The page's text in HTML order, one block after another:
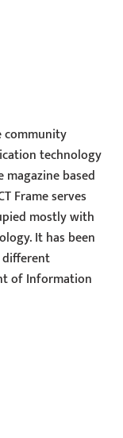
community
technology
based
Frame serves
mostly with
It has been
of Information